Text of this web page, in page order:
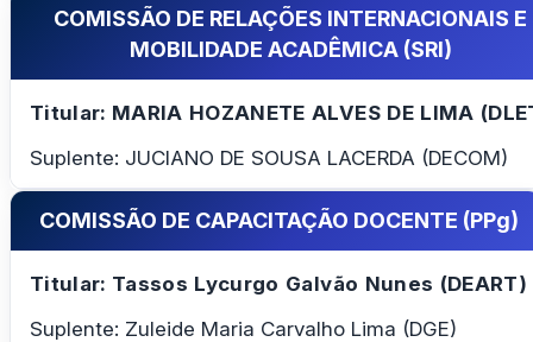
COMISSÃO DE RELAÇÕES INTERNACIONAIS E
MOBILIDADE ACADÊMICA (SRI)
Titular: MARIA HOZANETE ALVES DE LIMA
Suplente: JUCIANO DE SOUSA LACERDA (DECOM)
COMISSÃO DE CAPACITAÇÃO DOCENTE (PPg)
Titular: Tassos Lycurgo Galvão Nunes (DEART)
Suplente: Zuleide Maria Carvalho Lima (DGE)